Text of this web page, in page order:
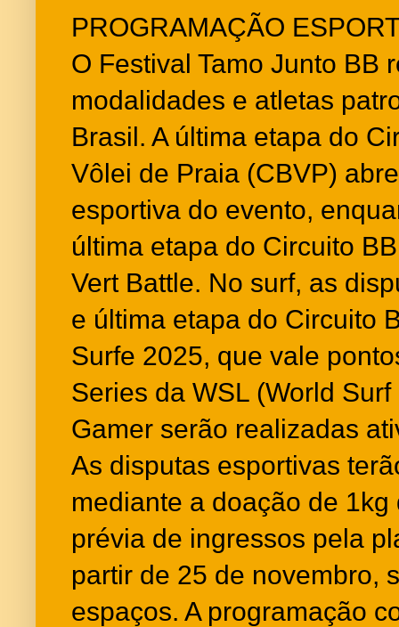
PROGRAMAÇÃO
O Festival Tamo Junto BB
modalidades e atletas
Brasil. A última etapa do
Vôlei de Praia (CBVP)
esportiva do evento,
última etapa do Circuito
Vert Battle. No surf, as
e última etapa do Circuito
Surfe 2025, que vale
Series da WSL (World
Gamer serão realizadas
As disputas esportivas
mediante a doação de
prévia de ingressos pela
partir de 25 de novembro,
espaços. A programação